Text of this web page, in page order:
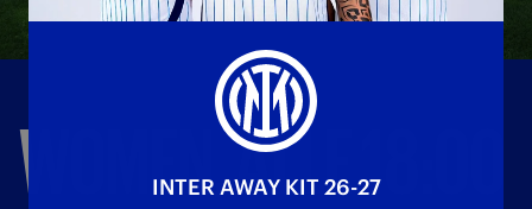
WOMEN,ALLE18:00
INTER AWAY KIT 26-27